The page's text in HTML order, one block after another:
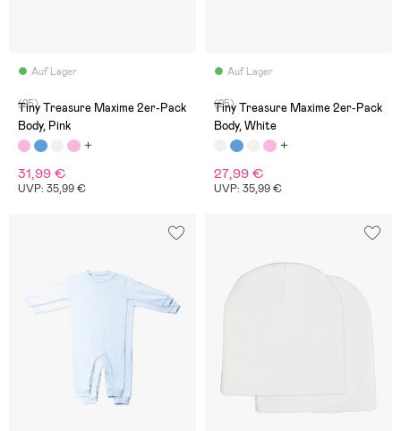
Auf Lager
(25)
Tiny Treasure Maxime 2er-Pack
Body, Pink
31,99 €
UVP: 35,99 €
Auf Lager
(25)
Tiny Treasure Maxime 2er-Pack
Body, White
27,99 €
UVP: 35,99 €